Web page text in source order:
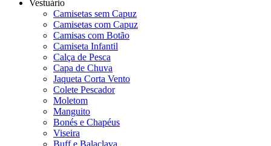
Vestuário
Camisetas sem Capuz
Camisetas com Capuz
Camisas com Botão
Camiseta Infantil
Calça de Pesca
Capa de Chuva
Jaqueta Corta Vento
Colete Pescador
Moletom
Manguito
Bonés e Chapéus
Viseira
Buff e Balaclava